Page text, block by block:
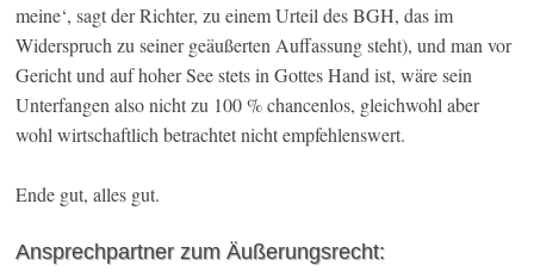
meine‘, sagt der Richter, zu einem Urteil des BGH, das im
Widerspruch zu seiner geäußerten Auffassung steht), und man vor
Gericht und auf hoher See stets in Gottes Hand ist, wäre sein
Unterfangen also nicht zu 100 % chancenlos, gleichwohl aber
wohl wirtschaftlich betrachtet nicht empfehlenswert.
Ende gut, alles gut.
Ansprechpartner zum Äußerungsrecht: